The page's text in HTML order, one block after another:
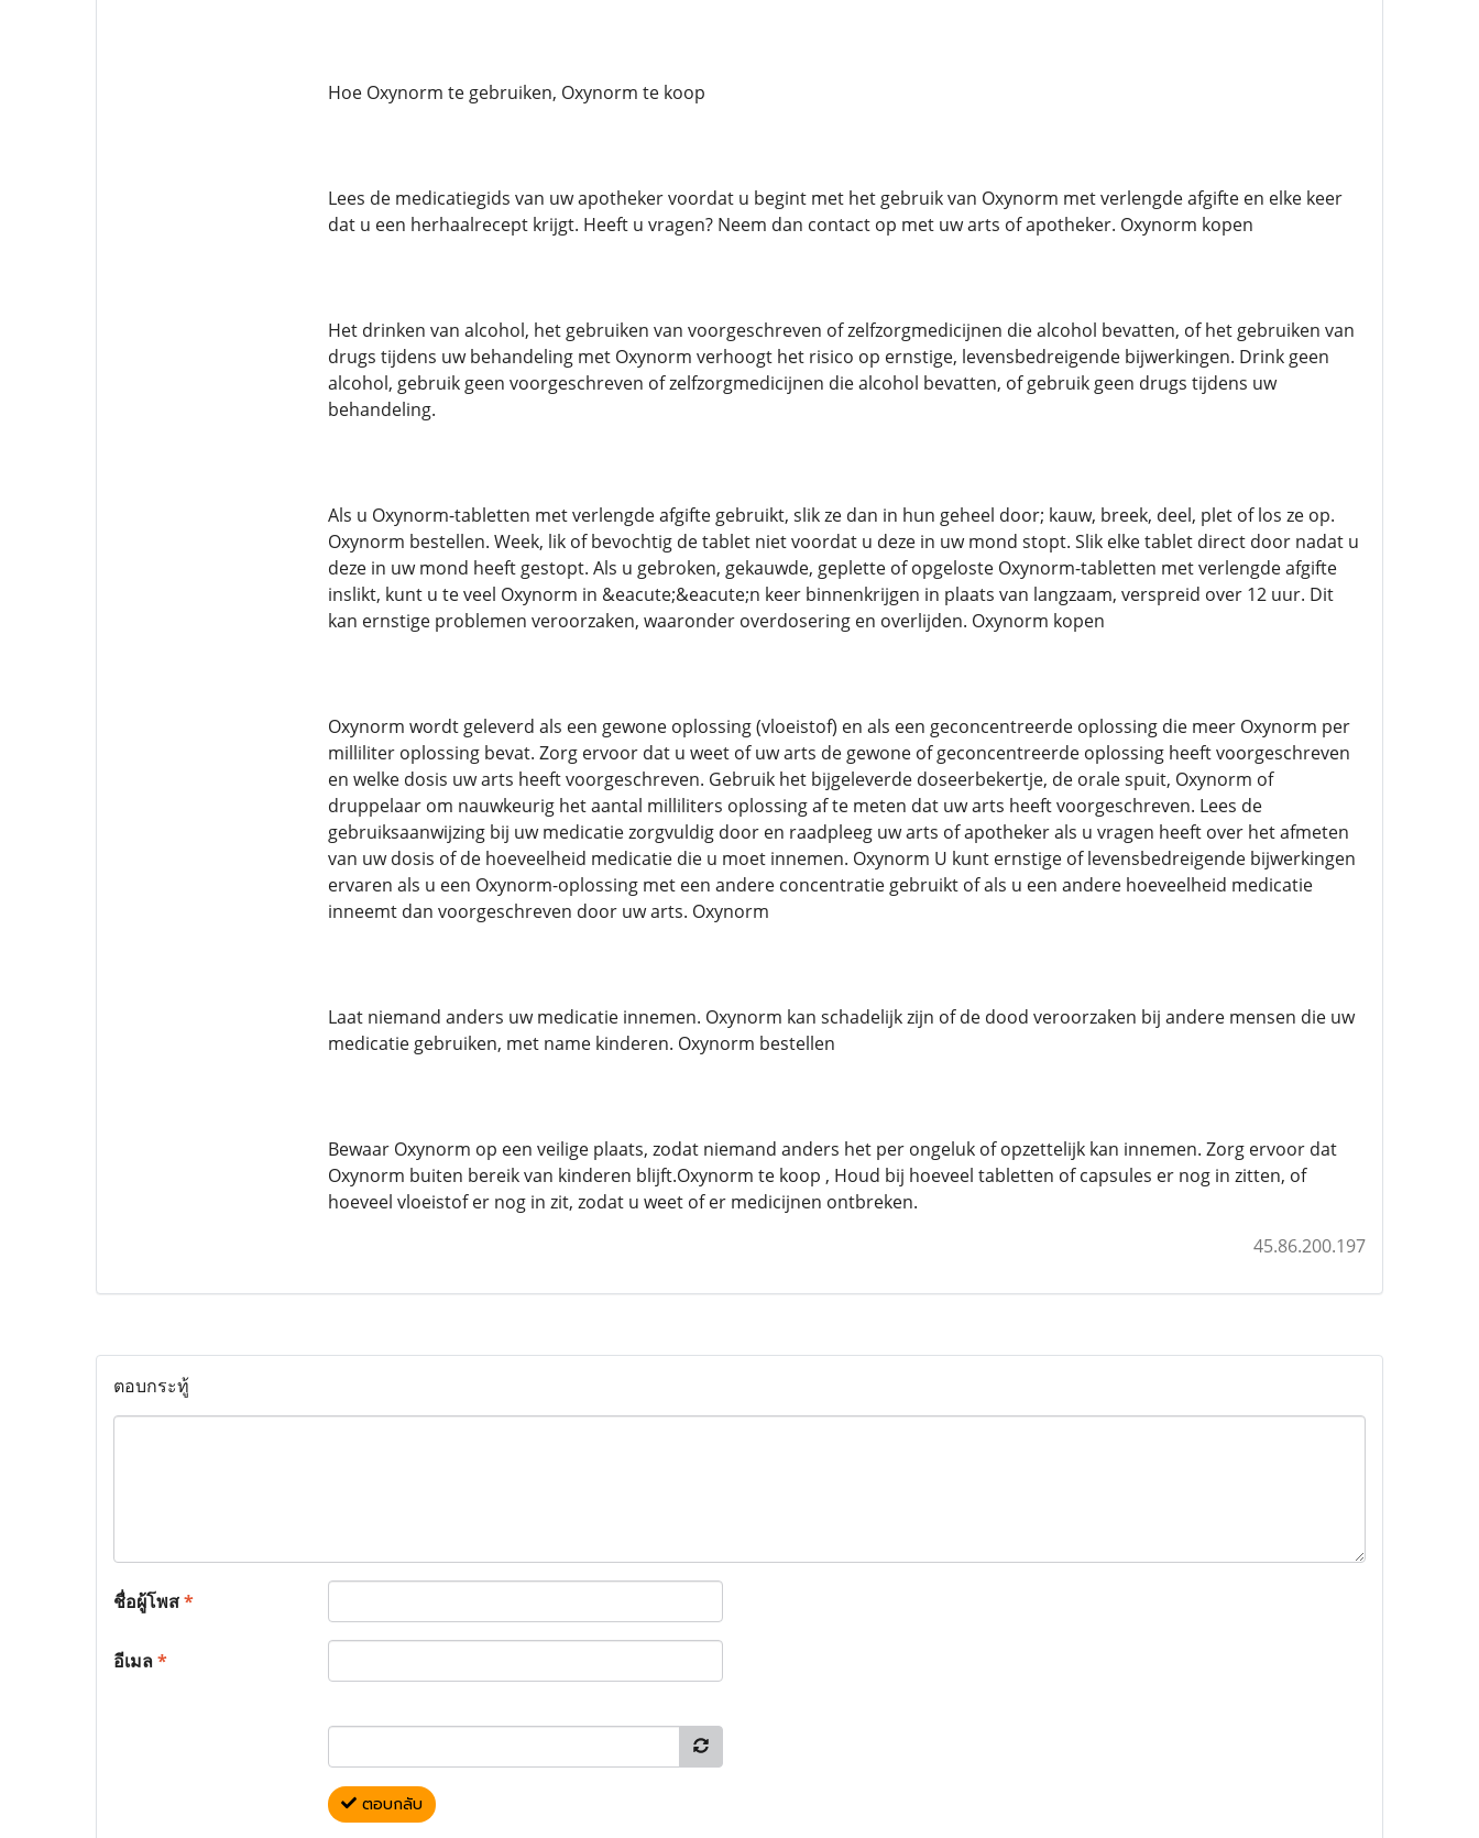
Hoe Oxynorm te gebruiken, Oxynorm te koop
Lees de medicatiegids van uw apotheker voordat u begint met het gebruik van Oxynorm met verlengde afgifte en elke keer
dat u een herhaalrecept krijgt. Heeft u vragen? Neem dan contact op met uw arts of apotheker. Oxynorm kopen
Het drinken van alcohol, het gebruiken van voorgeschreven of zelfzorgmedicijnen die alcohol bevatten, of het gebruiken van
drugs tijdens uw behandeling met Oxynorm verhoogt het risico op ernstige, levensbedreigende bijwerkingen. Drink geen
alcohol, gebruik geen voorgeschreven of zelfzorgmedicijnen die alcohol bevatten, of gebruik geen drugs tijdens uw
behandeling.
Als u Oxynorm-tabletten met verlengde afgifte gebruikt, slik ze dan in hun geheel door; kauw, breek, deel, plet of los ze op.
Oxynorm bestellen. Week, lik of bevochtig de tablet niet voordat u deze in uw mond stopt. Slik elke tablet direct door nadat u
deze in uw mond heeft gestopt. Als u gebroken, gekauwde, geplette of opgeloste Oxynorm-tabletten met verlengde afgifte
inslikt, kunt u te veel Oxynorm in &eacute;&eacute;n keer binnenkrijgen in plaats van langzaam, verspreid over 12 uur. Dit
kan ernstige problemen veroorzaken, waaronder overdosering en overlijden. Oxynorm kopen
Oxynorm wordt geleverd als een gewone oplossing (vloeistof) en als een geconcentreerde oplossing die meer Oxynorm per
milliliter oplossing bevat. Zorg ervoor dat u weet of uw arts de gewone of geconcentreerde oplossing heeft voorgeschreven
en welke dosis uw arts heeft voorgeschreven. Gebruik het bijgeleverde doseerbekertje, de orale spuit, Oxynorm of
druppelaar om nauwkeurig het aantal milliliters oplossing af te meten dat uw arts heeft voorgeschreven. Lees de
gebruiksaanwijzing bij uw medicatie zorgvuldig door en raadpleeg uw arts of apotheker als u vragen heeft over het afmeten
van uw dosis of de hoeveelheid medicatie die u moet innemen. Oxynorm U kunt ernstige of levensbedreigende bijwerkingen
ervaren als u een Oxynorm-oplossing met een andere concentratie gebruikt of als u een andere hoeveelheid medicatie
inneemt dan voorgeschreven door uw arts. Oxynorm
Laat niemand anders uw medicatie innemen. Oxynorm kan schadelijk zijn of de dood veroorzaken bij andere mensen die uw
medicatie gebruiken, met name kinderen. Oxynorm bestellen
Bewaar Oxynorm op een veilige plaats, zodat niemand anders het per ongeluk of opzettelijk kan innemen. Zorg ervoor dat
Oxynorm buiten bereik van kinderen blijft.Oxynorm te koop , Houd bij hoeveel tabletten of capsules er nog in zitten, of
hoeveel vloeistof er nog in zit, zodat u weet of er medicijnen ontbreken.
45.86.200.197
ตอบกระทู้
ชื่อผู้โพส*
อีเมล*
ตอบกลับ